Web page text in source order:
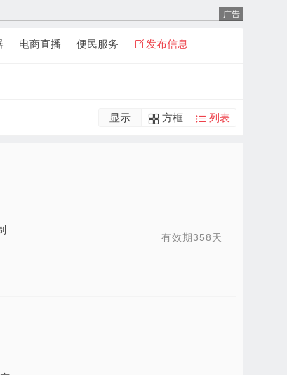
电商直播 便民服务 发布信息
显示 方框 列表
有效期358天